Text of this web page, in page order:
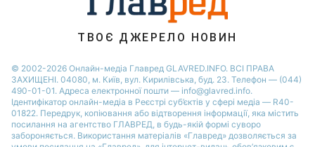
ТВОЄ ДЖЕРЕЛО НОВИН
© 2002-2026 Онлайн-медіа Главред GLAVRED.INFO. ВСІ ПРАВА
ЗАХИЩЕНІ. 04080, м. Київ, вул. Кирилівська, буд. 23. Телефон — (044)
490-01-01. Адреса електронної пошти — info@glavred.info.
Ідентифікатор онлайн-медіа в Реєстрі суб’єктів у сфері медіа — R40-
01822. Передрук, копіювання або відтворення інформації, яка містить
посилання на агентство ГЛАВРЕД, в будь-якій формi суворо
забороняється. Використання матеріалів «Главред» дозволяється за